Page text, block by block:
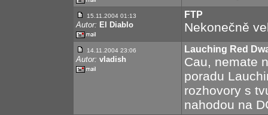
15.11.2004 01:13
Autor: El Diablo
FTP
Nekonečně
14.11.2004 23:06
Autor: vladish
Lauching Red
Cau, nemate
poradu
rozhovory s
nahodou na